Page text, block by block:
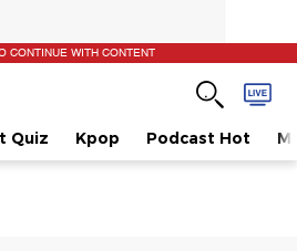
CONTINUE WITH CONTENT
Quiz Kpop Podcast Hot